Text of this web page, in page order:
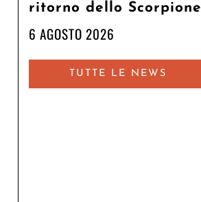
ritorno dello Scorpione
6 AGOSTO 2026
TUTTE LE NEWS